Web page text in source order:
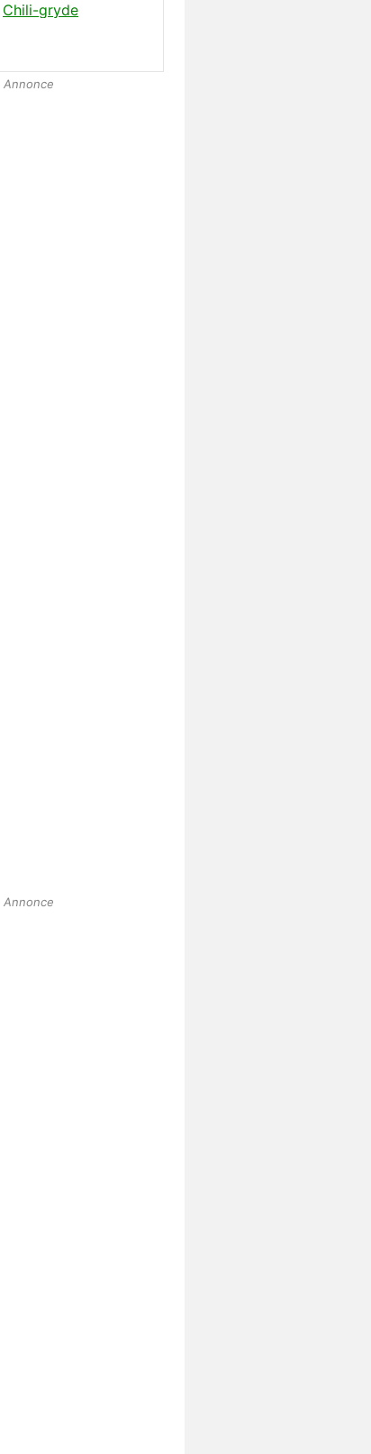
Annonce
Annonce